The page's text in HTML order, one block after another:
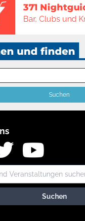
371
Bar, Clubs und
und finden